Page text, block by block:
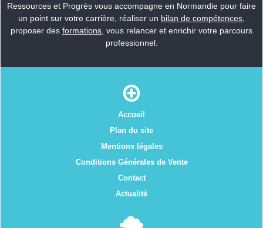
Ressources et Progrès vous accompagne en Normandie pour faire
un point sur votre carrière, réaliser un bilan de compétences
proposer des formations , vous relancer et enrichir votre parcours
professionnel.
Accueil
Plan du site
Mentions légales
Conditions Générales de Vente
Contact
Actualité